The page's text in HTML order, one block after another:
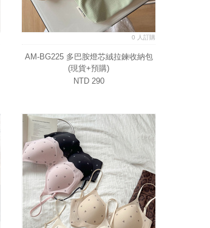
0 人訂購
AM-BG225 多巴胺燈芯絨拉鍊收納包
(現貨+預購)
NTD 290